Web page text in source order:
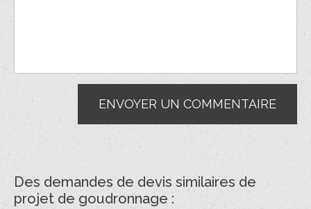
Des demandes de devis similaires de
projet de goudronnage :